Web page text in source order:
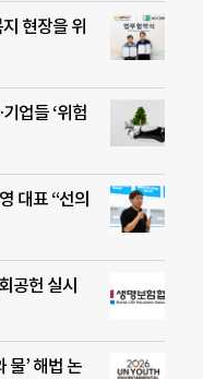
현장을 위
업들 ‘위험
대표 “선의
공헌 실시
물’ 해법 논